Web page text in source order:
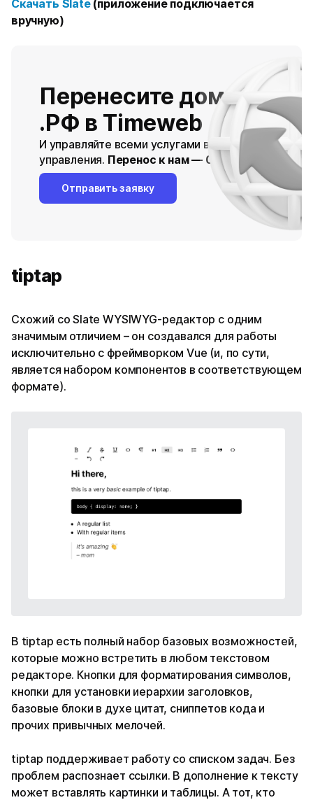
Скачать Slate(приложение подключается
вручную)
Перенесите домены
.РФ в Timeweb
И управляйте всеми услугами в одной панели
управления. Перенос к нам — 0 рублей
Отправить заявку
tiptap
Схожий со Slate WYSIWYG-редактор с одним
значимым отличием – он создавался для работы
исключительно с фреймворком Vue (и, по сути,
является набором компонентов в соответствующем
формате).
В tiptap есть полный набор базовых возможностей,
которые можно встретить в любом текстовом
редакторе. Кнопки для форматирования символов,
кнопки для установки иерархии заголовков,
базовые блоки в духе цитат, сниппетов кода и
прочих привычных мелочей.
tiptap поддерживает работу со списком задач. Без
проблем распознает ссылки. В дополнение к тексту
может вставлять картинки и таблицы. А тот, кто